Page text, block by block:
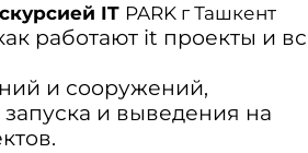
IT PARK г Ташкент
работают it проекты и
и сооружений,
и выведения на